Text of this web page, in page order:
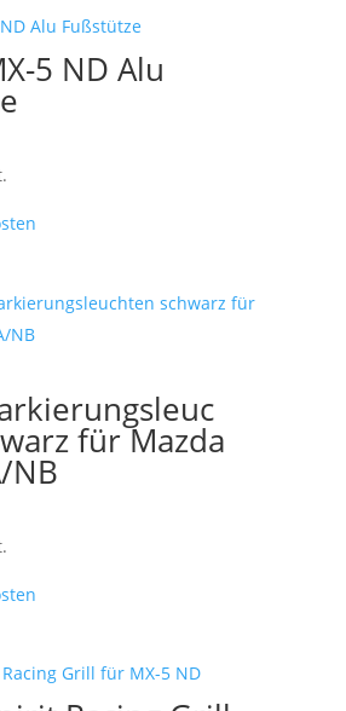
5 ND Alu
für Mazda
NB